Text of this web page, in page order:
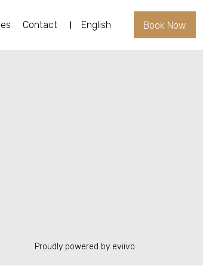
Contact English Book Now
Proudly powered by eviivo